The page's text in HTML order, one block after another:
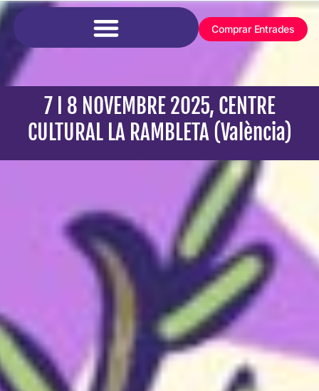
Comprar Entrades
7 I 8 NOVEMBRE 2025, CENTRE
CULTURAL LA RAMBLETA (València)